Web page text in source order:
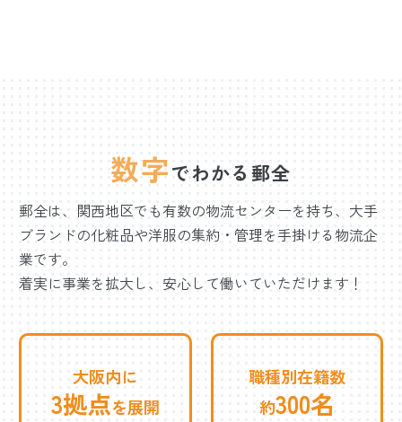
数字でわかる郵全
郵全は、関西地区でも有数の物流センターを持ち、大手
ブランドの化粧品や洋服の集約・管理を手掛ける物流企
業です。
着実に事業を拡大し、安心して働いていただけます！
大阪内に
3拠点を展開
職種別在籍数
約300名